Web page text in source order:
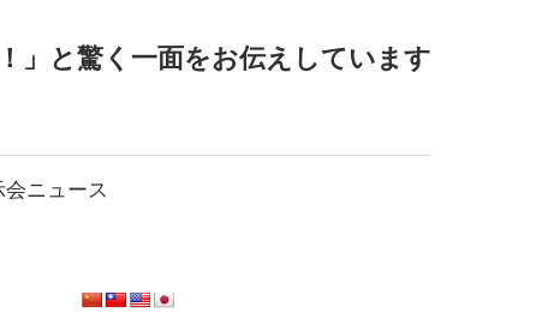
」と驚く一面をお伝えしています
ニュース